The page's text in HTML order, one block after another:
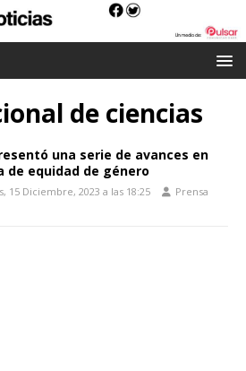
de ciencias
una serie de avances en
de equidad de género
15 Diciembre, 2023 a las 18:25 Prensa